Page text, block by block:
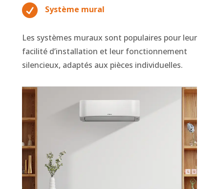
 Système mural
Les systèmes muraux sont populaires pour leur
facilité d’installation et leur fonctionnement
silencieux, adaptés aux pièces individuelles.